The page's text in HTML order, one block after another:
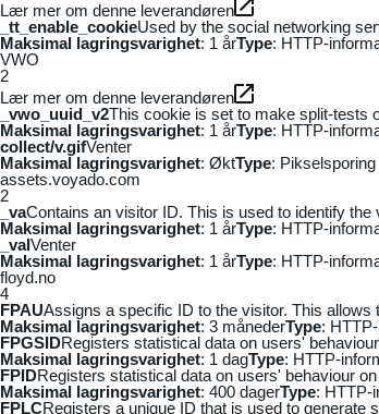
Lær mer om denne leverandøren
_tt_enable_cookieUsed by the social networking
Maksimal lagringsvarighet: 1 årType: HTTP-
VWO
2
Lær mer om denne leverandøren
_vwo_uuid_v2This cookie is set to make split-tests
Maksimal lagringsvarighet: 1 årType: HTTP-
collect/v.gifVenter
Maksimal lagringsvarighet: ØktType: Pikselsporing
assets.voyado.com
2
_vaContains an visitor ID. This is used to identify
Maksimal lagringsvarighet: 1 årType: HTTP-
_vaIVenter
Maksimal lagringsvarighet: 1 årType: HTTP-
floyd.no
4
FPAUAssigns a specific ID to the visitor. This
Maksimal lagringsvarighet: 3 månederType:
FPGSIDRegisters statistical data on users'
Maksimal lagringsvarighet: 1 dagType: HTTP-
FPIDRegisters statistical data on users' behaviour
Maksimal lagringsvarighet: 400 dagerType: HTTP-
FPLCRegisters a unique ID that is used to generate